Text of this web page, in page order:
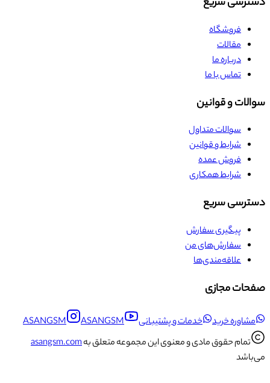
فروشگاه
مقالات
درباره ما
تماس با ما
سوالات و قوانین
سوالات متداول
شرایط و قوانین
فروش عمده
شرایط همکاری
دسترسی سریع
پیگیری سفارش
سفارش‌های من
علاقه‌مندی‌ها
صفحات مجازی
مشاوره خرید خدمات و پشتیبانی ASANGSM
ASANGSM
تمام حقوق مادی و معنوی این مجموعه متعلق بهasangsm.com
می‌باشد